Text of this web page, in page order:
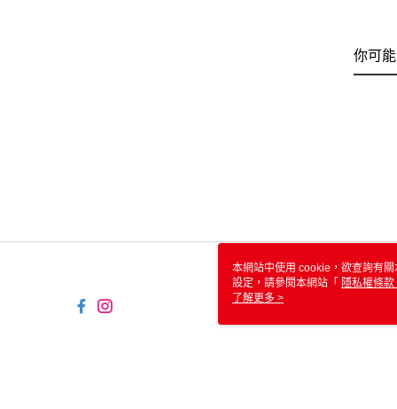
你可
本網站中使用 cookie，欲查詢有
設定，請參閱本網站「 隱私權條款
使用 cookie。
了解更多 >